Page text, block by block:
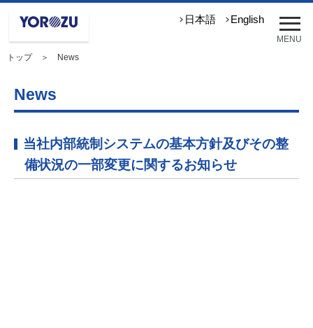
メ
ニ
ュ
MENU
日本語 English
トップ＞ News
News
当社内部統制システムの基本方針及びその整
備状況の一部変更に関するお知らせ